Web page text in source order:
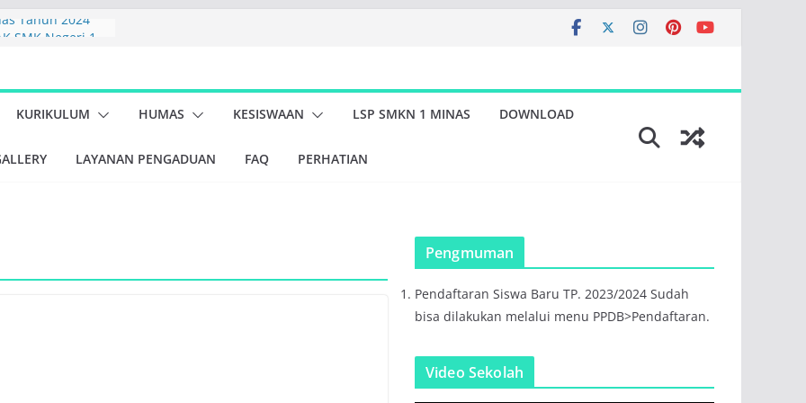
Tahun 2024
PBLHS (Peduli
KURIKULUM HUMAS KESISWAAN LSP SMKN 1 MINAS DOWNLOAD
LAYANAN PENGADUAN FAQ PERHATIAN
Pengmuman
Pendaftaran Siswa Baru TP. 2023/2024 Sudah
bisa dilakukan melalui menu PPDB>Pendaftaran.
Video Sekolah